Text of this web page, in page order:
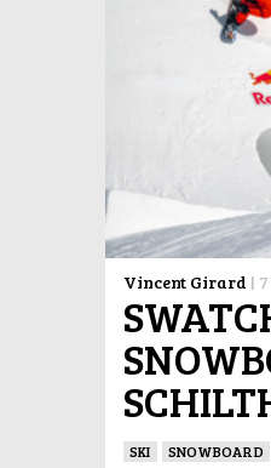
Vincent Girard |
SKI SNOWBOARD